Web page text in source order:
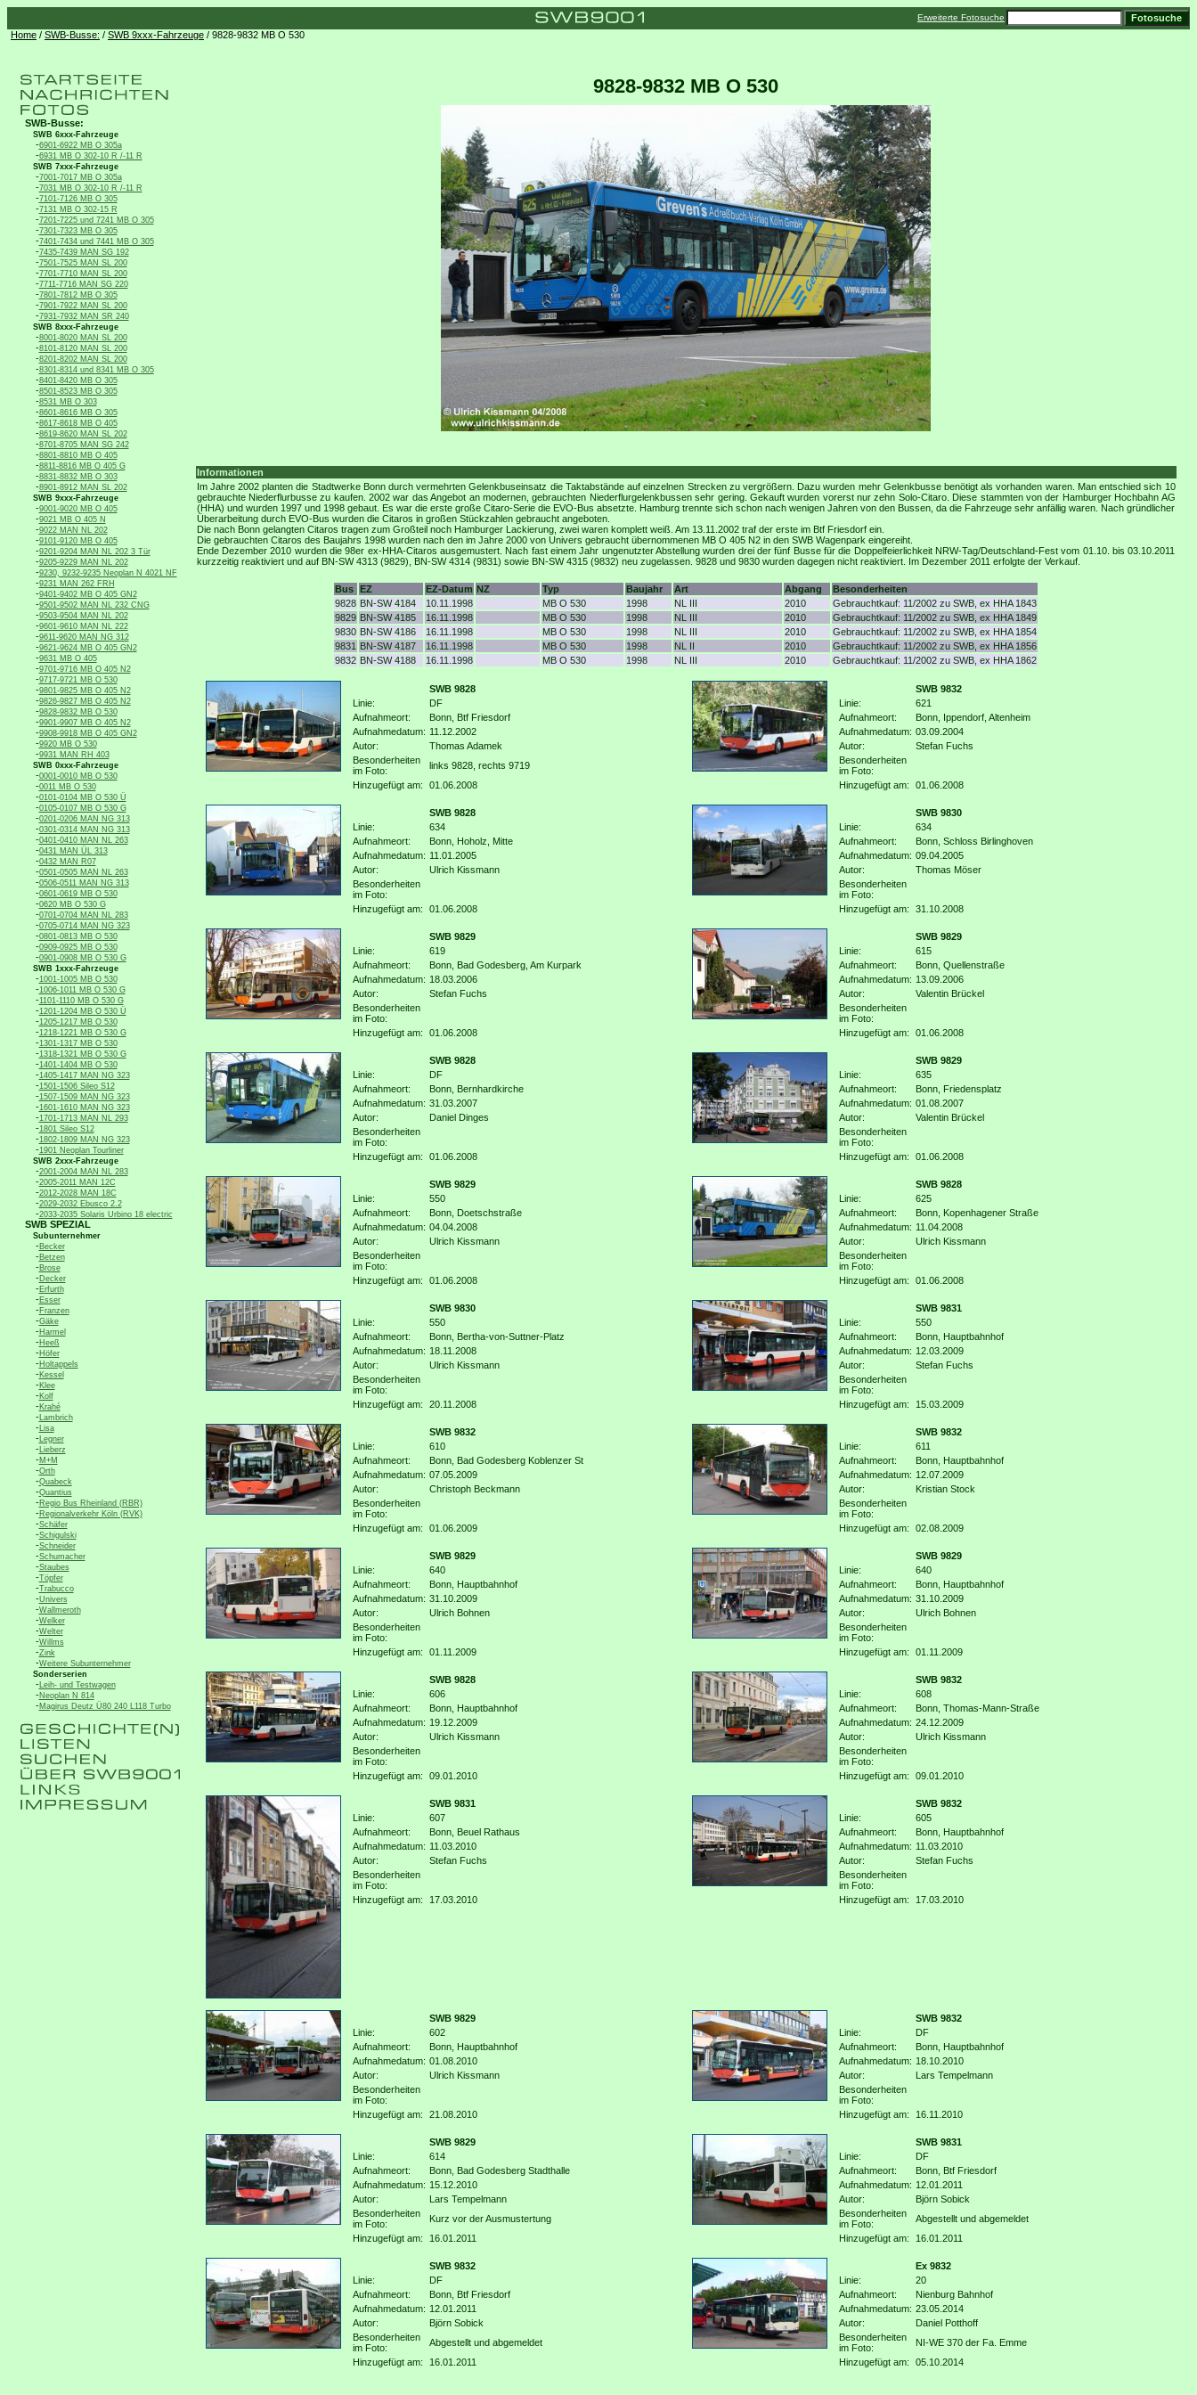
Erweiterte Fotosuche
Home / SWB-Busse: / SWB 9xxx-Fahrzeuge / 9828-9832 MB O 530
SWB-Busse:
SWB 6xxx-Fahrzeuge
-6901-6922 MB O 305a
-6931 MB O 302-10 R /-11 R
SWB 7xxx-Fahrzeuge
-7001-7017 MB O 305a
-7031 MB O 302-10 R /-11 R
-7101-7126 MB O 305
-7131 MB O 302-15 R
-7201-7225 und 7241 MB O 305
-7301-7323 MB O 305
-7401-7434 und 7441 MB O 305
-7435-7439 MAN SG 192
-7501-7525 MAN SL 200
-7701-7710 MAN SL 200
-7711-7716 MAN SG 220
-7801-7812 MB O 305
-7901-7922 MAN SL 200
-7931-7932 MAN SR 240
SWB 8xxx-Fahrzeuge
-8001-8020 MAN SL 200
-8101-8120 MAN SL 200
-8201-8202 MAN SL 200
-8301-8314 und 8341 MB O 305
-8401-8420 MB O 305
-8501-8523 MB O 305
-8531 MB O 303
-8601-8616 MB O 305
-8617-8618 MB O 405
-8619-8620 MAN SL 202
-8701-8705 MAN SG 242
-8801-8810 MB O 405
-8811-8816 MB O 405 G
-8831-8832 MB O 303
-8901-8912 MAN SL 202
SWB 9xxx-Fahrzeuge
-9001-9020 MB O 405
-9021 MB O 405 N
-9022 MAN NL 202
-9101-9120 MB O 405
-9201-9204 MAN NL 202 3 Tür
-9205-9229 MAN NL 202
-9230, 9232-9235 Neoplan N 4021 NF
-9231 MAN 262 FRH
-9401-9402 MB O 405 GN2
-9501-9502 MAN NL 232 CNG
-9503-9504 MAN NL 202
-9601-9610 MAN NL 222
-9611-9620 MAN NG 312
-9621-9624 MB O 405 GN2
-9631 MB O 405
-9701-9716 MB O 405 N2
-9717-9721 MB O 530
-9801-9825 MB O 405 N2
-9826-9827 MB O 405 N2
-9828-9832 MB O 530
-9901-9907 MB O 405 N2
-9908-9918 MB O 405 GN2
-9920 MB O 530
-9931 MAN RH 403
SWB 0xxx-Fahrzeuge
-0001-0010 MB O 530
-0011 MB O 530
-0101-0104 MB O 530 Ü
-0105-0107 MB O 530 G
-0201-0206 MAN NG 313
-0301-0314 MAN NG 313
-0401-0410 MAN NL 263
-0431 MAN ÜL 313
-0432 MAN R07
-0501-0505 MAN NL 263
-0506-0511 MAN NG 313
-0601-0619 MB O 530
-0620 MB O 530 G
-0701-0704 MAN NL 283
-0705-0714 MAN NG 323
-0801-0813 MB O 530
-0909-0925 MB O 530
-0901-0908 MB O 530 G
SWB 1xxx-Fahrzeuge
-1001-1005 MB O 530
-1006-1011 MB O 530 G
-1101-1110 MB O 530 G
-1201-1204 MB O 530 Ü
-1205-1217 MB O 530
-1218-1221 MB O 530 G
-1301-1317 MB O 530
-1318-1321 MB O 530 G
-1401-1404 MB O 530
-1405-1417 MAN NG 323
-1501-1506 Sileo S12
-1507-1509 MAN NG 323
-1601-1610 MAN NG 323
-1701-1713 MAN NL 293
-1801 Sileo S12
-1802-1809 MAN NG 323
-1901 Neoplan Tourliner
SWB 2xxx-Fahrzeuge
-2001-2004 MAN NL 283
-2005-2011 MAN 12C
-2012-2028 MAN 18C
-2029-2032 Ebusco 2.2
-2033-2035 Solaris Urbino 18 electric
SWB SPEZIAL
Subunternehmer
-Becker
-Betzen
-Brose
-Decker
-Erfurth
-Esser
-Franzen
-Gäke
-Harmel
-Heeß
-Höfer
-Holtappels
-Kessel
-Klee
-Kolf
-Krahé
-Lambrich
-Lisa
-Legner
-Lieberz
-M+M
-Orth
-Quabeck
-Quantius
-Regio Bus Rheinland (RBR)
-Regionalverkehr Köln (RVK)
-Schäfer
-Schigulski
-Schneider
-Schumacher
-Staubes
-Töpfer
-Trabucco
-Univers
-Wallmeroth
-Welker
-Welter
-Willms
-Zink
-Weitere Subunternehmer
Sonderserien
-Leih- und Testwagen
-Neoplan N 814
-Magirus Deutz Ü80 240 L118 Turbo
9828-9832 MB O 530
Informationen
Im Jahre 2002 planten die Stadtwerke Bonn durch vermehrten Gelenkbuseinsatz die Taktabstände auf einzelnen Strecken zu vergrößern. Dazu wurden mehr Gelenkbusse benötigt als vorhanden waren. Man entschied sich 10
gebrauchte Niederflurbusse zu kaufen. 2002 war das Angebot an modernen, gebrauchten Niederflurgelenkbussen sehr gering. Gekauft wurden vorerst nur zehn Solo-Citaro. Diese stammten von der Hamburger Hochbahn AG
(HHA) und wurden 1997 und 1998 gebaut. Es war die erste große Citaro-Serie die EVO-Bus absetzte. Hamburg trennte sich schon nach wenigen Jahren von den Bussen, da die Fahrzeuge sehr anfällig waren. Nach gründlicher
Überarbeitung durch EVO-Bus wurden die Citaros in großen Stückzahlen gebraucht angeboten.
Die nach Bonn gelangten Citaros tragen zum Großteil noch Hamburger Lackierung, zwei waren komplett weiß. Am 13.11.2002 traf der erste im Btf Friesdorf ein.
Die gebrauchten Citaros des Baujahrs 1998 wurden nach den im Jahre 2000 von Univers gebraucht übernommenen MB O 405 N2 in den SWB Wagenpark eingereiht.
Ende Dezember 2010 wurden die 98er ex-HHA-Citaros ausgemustert. Nach fast einem Jahr ungenutzter Abstellung wurden drei der fünf Busse für die Doppelfeierlichkeit NRW-Tag/Deutschland-Fest vom 01.10. bis 03.10.2011
kurzzeitig reaktiviert und auf BN-SW 4313 (9829), BN-SW 4314 (9831) sowie BN-SW 4315 (9832) neu zugelassen. 9828 und 9830 wurden dagegen nicht reaktiviert. Im Dezember 2011 erfolgte der Verkauf.
Bus EZ EZ-Datum NZ Typ Baujahr Art Abgang
Besonderheiten
9828 BN-SW 4184 10.11.1998 MB O 530 1998 NL III 2010
Gebrauchtkauf: 11/2002 zu SWB, ex HHA 1843
9829 BN-SW 4185 16.11.1998 MB O 530 1998 NL III 2010
Gebrauchtkauf: 11/2002 zu SWB, ex HHA 1849
9830 BN-SW 4186 16.11.1998 MB O 530 1998 NL III 2010
Gebrauchtkauf: 11/2002 zu SWB, ex HHA 1854
9831 BN-SW 4187 16.11.1998 MB O 530 1998 NL II 2010
Gebrauchtkauf: 11/2002 zu SWB, ex HHA 1856
9832 BN-SW 4188 16.11.1998 MB O 530 1998 NL III 2010 Gebrauchtkauf: 11/2002 zu SWB, ex HHA 1862
SWB 9828
Linie:
DF
Aufnahmeort:
Bonn, Btf Friesdorf
Aufnahmedatum: 11.12.2002
Autor:
Thomas Adamek
Besonderheiten
im Foto:
links 9828, rechts 9719
Hinzugefügt am:
01.06.2008
SWB 9832
Linie:
621
Aufnahmeort:
Bonn, Ippendorf, Altenheim
Aufnahmedatum: 03.09.2004
Autor:
Stefan Fuchs
Besonderheiten
im Foto:
Hinzugefügt am:
01.06.2008
SWB 9828
Linie:
634
Aufnahmeort:
Bonn, Hoholz, Mitte
Aufnahmedatum: 11.01.2005
Autor:
Ulrich Kissmann
Besonderheiten
im Foto:
Hinzugefügt am:
01.06.2008
SWB 9830
Linie:
634
Aufnahmeort:
Bonn, Schloss Birlinghoven
Aufnahmedatum: 09.04.2005
Autor:
Thomas Möser
Besonderheiten
im Foto:
Hinzugefügt am:
31.10.2008
SWB 9829
Linie:
619
Aufnahmeort:
Bonn, Bad Godesberg, Am Kurpark
Aufnahmedatum: 18.03.2006
Autor:
Stefan Fuchs
Besonderheiten
im Foto:
Hinzugefügt am:
01.06.2008
SWB 9829
Linie:
615
Aufnahmeort:
Bonn, Quellenstraße
Aufnahmedatum: 13.09.2006
Autor:
Valentin Brückel
Besonderheiten
im Foto:
Hinzugefügt am:
01.06.2008
SWB 9828
Linie:
DF
Aufnahmeort:
Bonn, Bernhardkirche
Aufnahmedatum: 31.03.2007
Autor:
Daniel Dinges
Besonderheiten
im Foto:
Hinzugefügt am:
01.06.2008
SWB 9829
Linie:
635
Aufnahmeort:
Bonn, Friedensplatz
Aufnahmedatum: 01.08.2007
Autor:
Valentin Brückel
Besonderheiten
im Foto:
Hinzugefügt am:
01.06.2008
SWB 9829
Linie:
550
Aufnahmeort:
Bonn, Doetschstraße
Aufnahmedatum: 04.04.2008
Autor:
Ulrich Kissmann
Besonderheiten
im Foto:
Hinzugefügt am:
01.06.2008
SWB 9828
Linie:
625
Aufnahmeort:
Bonn, Kopenhagener Straße
Aufnahmedatum: 11.04.2008
Autor:
Ulrich Kissmann
Besonderheiten
im Foto:
Hinzugefügt am:
01.06.2008
SWB 9830
Linie:
550
Aufnahmeort:
Bonn, Bertha-von-Suttner-Platz
Aufnahmedatum: 18.11.2008
Autor:
Ulrich Kissmann
Besonderheiten
im Foto:
Hinzugefügt am:
20.11.2008
SWB 9831
Linie:
550
Aufnahmeort:
Bonn, Hauptbahnhof
Aufnahmedatum: 12.03.2009
Autor:
Stefan Fuchs
Besonderheiten
im Foto:
Hinzugefügt am:
15.03.2009
SWB 9832
Linie:
610
Aufnahmeort:
Bonn, Bad Godesberg Koblenzer St
Aufnahmedatum: 07.05.2009
Autor:
Christoph Beckmann
Besonderheiten
im Foto:
Hinzugefügt am:
01.06.2009
SWB 9832
Linie:
611
Aufnahmeort:
Bonn, Hauptbahnhof
Aufnahmedatum: 12.07.2009
Autor:
Kristian Stock
Besonderheiten
im Foto:
Hinzugefügt am:
02.08.2009
SWB 9829
Linie:
640
Aufnahmeort:
Bonn, Hauptbahnhof
Aufnahmedatum: 31.10.2009
Autor:
Ulrich Bohnen
Besonderheiten
im Foto:
Hinzugefügt am:
01.11.2009
SWB 9829
Linie:
640
Aufnahmeort:
Bonn, Hauptbahnhof
Aufnahmedatum: 31.10.2009
Autor:
Ulrich Bohnen
Besonderheiten
im Foto:
Hinzugefügt am:
01.11.2009
SWB 9828
Linie:
606
Aufnahmeort:
Bonn, Hauptbahnhof
Aufnahmedatum: 19.12.2009
Autor:
Ulrich Kissmann
Besonderheiten
im Foto:
Hinzugefügt am:
09.01.2010
SWB 9832
Linie:
608
Aufnahmeort:
Bonn, Thomas-Mann-Straße
Aufnahmedatum: 24.12.2009
Autor:
Ulrich Kissmann
Besonderheiten
im Foto:
Hinzugefügt am:
09.01.2010
SWB 9831
Linie:
607
Aufnahmeort:
Bonn, Beuel Rathaus
Aufnahmedatum: 11.03.2010
Autor:
Stefan Fuchs
Besonderheiten
im Foto:
Hinzugefügt am:
17.03.2010
SWB 9832
Linie:
605
Aufnahmeort:
Bonn, Hauptbahnhof
Aufnahmedatum: 11.03.2010
Autor:
Stefan Fuchs
Besonderheiten
im Foto:
Hinzugefügt am:
17.03.2010
SWB 9829
Linie:
602
Aufnahmeort:
Bonn, Hauptbahnhof
Aufnahmedatum: 01.08.2010
Autor:
Ulrich Kissmann
Besonderheiten
im Foto:
Hinzugefügt am:
21.08.2010
SWB 9832
Linie:
DF
Aufnahmeort:
Bonn, Hauptbahnhof
Aufnahmedatum: 18.10.2010
Autor:
Lars Tempelmann
Besonderheiten
im Foto:
Hinzugefügt am:
16.11.2010
SWB 9829
Linie:
614
Aufnahmeort:
Bonn, Bad Godesberg Stadthalle
Aufnahmedatum: 15.12.2010
Autor:
Lars Tempelmann
Besonderheiten
im Foto:
Kurz vor der Ausmustertung
Hinzugefügt am:
16.01.2011
SWB 9831
Linie:
DF
Aufnahmeort:
Bonn, Btf Friesdorf
Aufnahmedatum: 12.01.2011
Autor:
Björn Sobick
Besonderheiten
im Foto:
Abgestellt und abgemeldet
Hinzugefügt am:
16.01.2011
SWB 9832
Linie:
DF
Aufnahmeort:
Bonn, Btf Friesdorf
Aufnahmedatum: 12.01.2011
Autor:
Björn Sobick
Besonderheiten
im Foto:
Abgestellt und abgemeldet
Hinzugefügt am:
16.01.2011
Ex 9832
Linie:
20
Aufnahmeort:
Nienburg Bahnhof
Aufnahmedatum: 23.05.2014
Autor:
Daniel Potthoff
Besonderheiten
im Foto:
NI-WE 370 der Fa. Emme
Hinzugefügt am:
05.10.2014